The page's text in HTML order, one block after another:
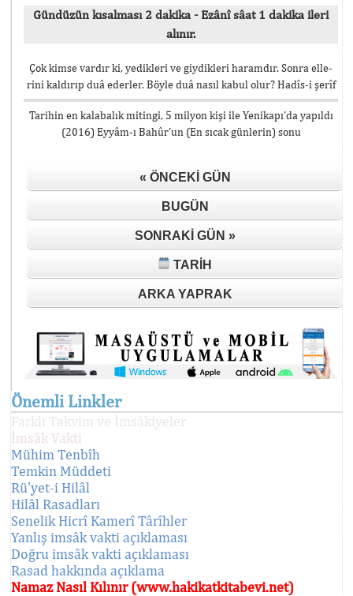
Gündüzün kısalması 2 dakika - Ezânî sâat 1 dakika ileri
alınır.
Çok kimse vardır ki, yedikleri ve giydikleri haramdır. Sonra elle-
rini kaldırıp duâ ederler. Böyle duâ nasıl kabul olur? Hadîs-i şerîf
Tarihin en kalabalık mitingi, 5 milyon kişi ile Yenikapı’da yapıldı
(2016) Eyyâm-ı Bahûr’un (En sıcak günlerin) sonu
« ÖNCEKI GÜN
BUGÜN
SONRAKI GÜN »
TARIH
ARKA YAPRAK
Önemli Linkler
Farklı Takvim ve İmsâkiyeler
İmsâk Vakti
Mühim Tenbîh
Temkin Müddeti
Rü'yet-i Hilâl
Hilâl Rasadları
Senelik Hicrî Kamerî Târîhler
Yanlış imsâk vakti açıklaması
Doğru imsâk vakti açıklaması
Rasad hakkında açıklama
Namaz Nasıl Kılınır (www.hakikatkitabevi.net)